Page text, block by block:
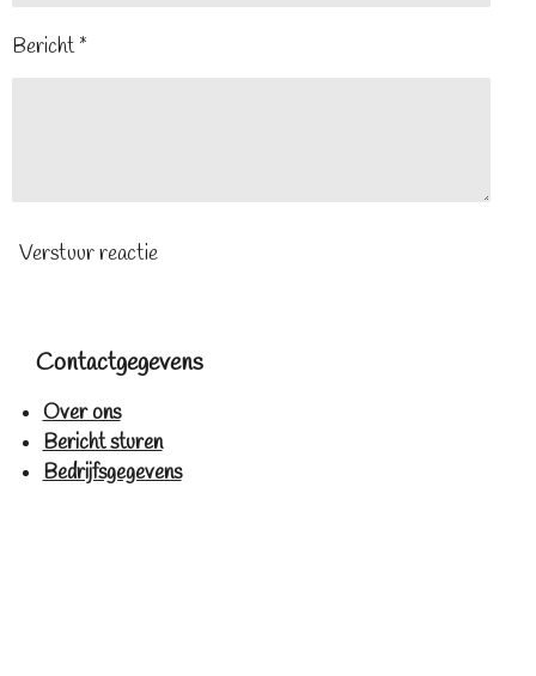
Bericht *
Verstuur reactie
Contactgegevens
Over ons
Bericht sturen
Bedrijfsgegevens